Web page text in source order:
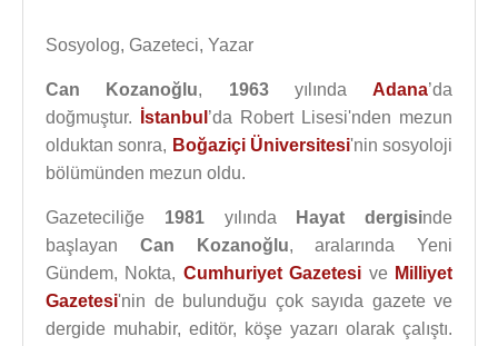
Sosyolog, Gazeteci, Yazar
Can Kozanoğlu, 1963yılında Adana’da
doğmuştur.
İstanbul ’da Robert Lisesi'nden mezun
olduktan sonra, Boğaziçi Üniversitesi'nin sosyoloji
bölümünden mezun oldu.
Gazeteciliğe 1981yılında Hayat dergisinde
başlayan Can Kozanoğlu, aralarında Yeni
Gündem, Nokta, Cumhuriyet Gazetesi ve Milliyet
Gazetesi'nin de bulunduğu çok sayıda gazete ve
dergide muhabir, editör, köşe yazarı olarak çalıştı.